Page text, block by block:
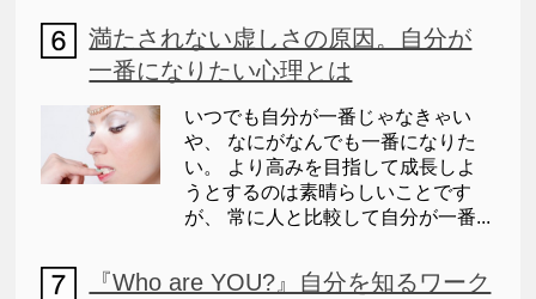
満たされない虚しさの原因。自分が
一番になりたい心理とは
いつでも自分が一番じゃなきゃい
や、 なにがなんでも一番になりた
い。 より高みを目指して成長しよ
うとするのは素晴らしいことです
が、 常に人と比較して自分が一番...
『Who are YOU?』自分を知るワーク